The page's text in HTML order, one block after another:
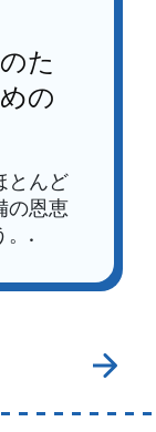
た
の
とんど
の恩恵
。.